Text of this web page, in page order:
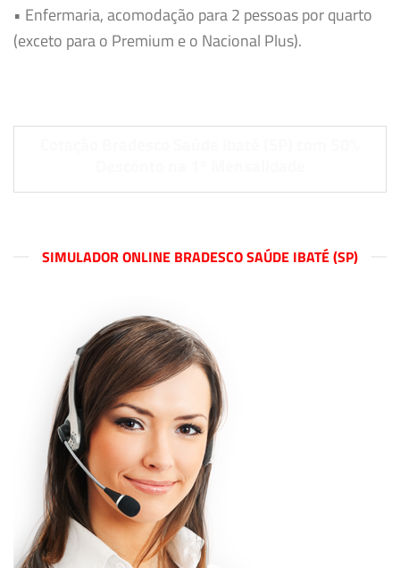
• Enfermaria, acomodação para 2 pessoas por quarto
(exceto para o Premium e o Nacional Plus).
SIMULADOR ONLINE BRADESCO SAÚDE IBATÉ (SP)